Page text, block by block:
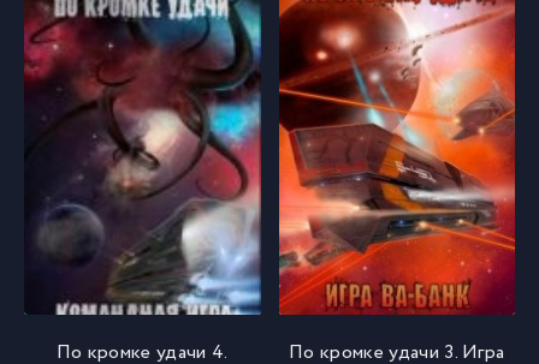
По кромке удачи 4.
По кромке удачи 3. Игра